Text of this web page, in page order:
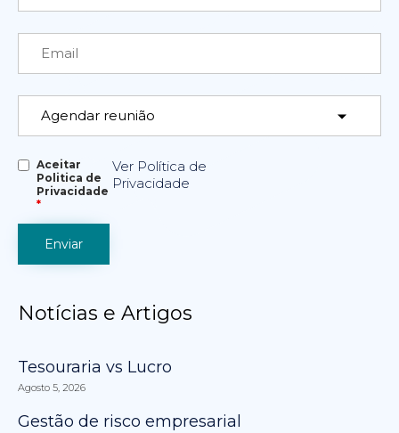
Aceitar
Politica de
Privacidade
*
Ver Política de
Privacidade
Notícias e Artigos
Tesouraria vs Lucro
Agosto 5, 2026
Gestão de risco empresarial